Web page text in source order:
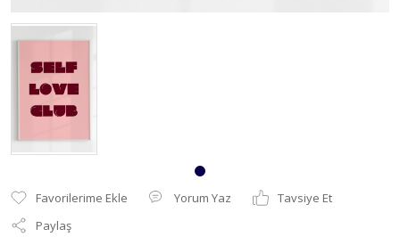
Yorum Yaz
Tavsiye Et
Paylaş